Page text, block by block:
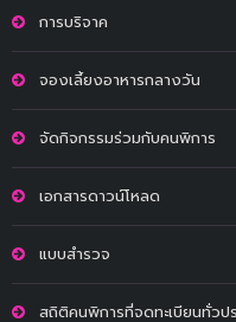
การบริจาค
จองเลี้ยงอาหารกลางวัน
จัดกิจกรรมร่วมกับคนพิการ
เอกสารดาวน์โหลด
แบบสำรวจ
สถิติคนพิการที่จดทะเบียนทั่วปร